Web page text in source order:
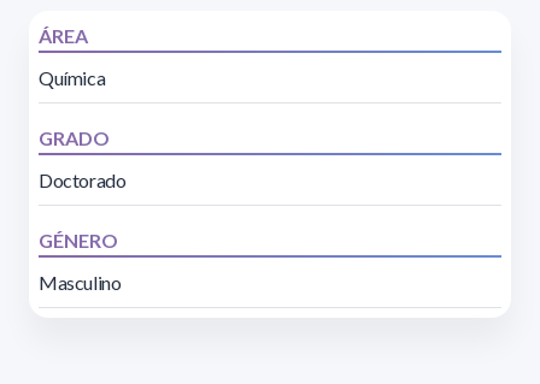
ÁREA
Química
GRADO
Doctorado
GÉNERO
Masculino